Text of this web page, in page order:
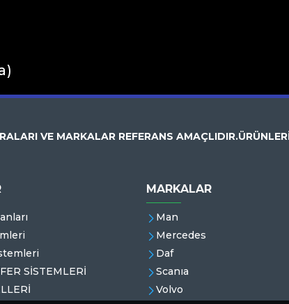
VE MARKALAR REFERANS
SİSTEMLERİ
MARKALAR
Man
Mercedes
Daf
Scanıa
Volvo